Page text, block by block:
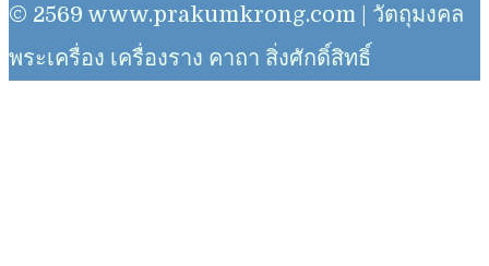
© 2569 www.prakumkrong.com | วัตถุมงคล
พระเครื่อง เครื่องราง คาถา สิ่งศักดิ์สิทธิ์